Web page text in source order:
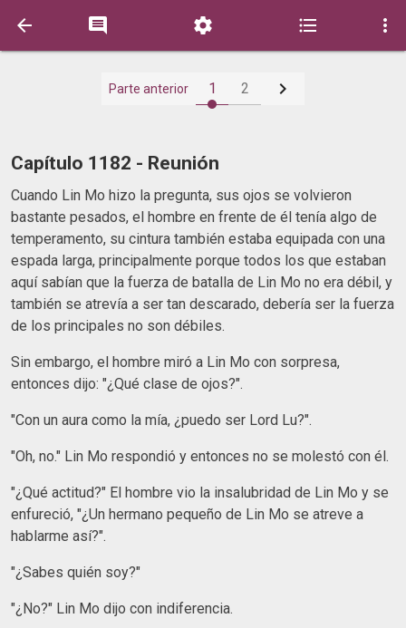
    
Parte anterior 1 2 
Capítulo 1182 - Reunión
Cuando Lin Mo hizo la pregunta, sus ojos se volvieron
bastante pesados, el hombre en frente de él tenía algo de
temperamento, su cintura también estaba equipada con una
espada larga, principalmente porque todos los que estaban
aquí sabían que la fuerza de batalla de Lin Mo no era débil, y
también se atrevía a ser tan descarado, debería ser la fuerza
de los principales no son débiles.
Sin embargo, el hombre miró a Lin Mo con sorpresa,
entonces dijo: "¿Qué clase de ojos?".
"Con un aura como la mía, ¿puedo ser Lord Lu?".
"Oh, no." Lin Mo respondió y entonces no se molestó con él.
"¿Qué actitud?" El hombre vio la insalubridad de Lin Mo y se
enfureció, "¿Un hermano pequeño de Lin Mo se atreve a
hablarme así?".
"¿Sabes quién soy?"
"¿No?" Lin Mo dijo con indiferencia.